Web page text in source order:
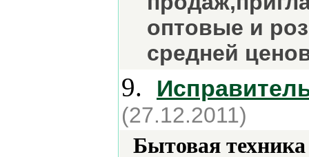
оптовые и
средней
9.
(27.12.2011)
Бытовая